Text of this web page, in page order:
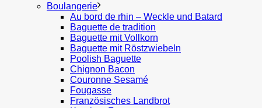
Boulangerie
Au bord de rhin – Weckle und Batard
Baguette de tradition
Baguette mit Vollkorn
Baguette mit Röstzwiebeln
Poolish Baguette
Chignon Bacon
Couronne Sesamé
Fougasse
Französisches Landbrot